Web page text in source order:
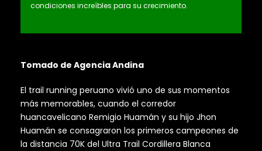
condiciones increíbles para su crecimiento.
Tomado de Agencia Andina
El trail running peruano vivió uno de sus momentos
más memorables, cuando el corredor
huancavelicano Remigio Huamán y su hijo Jhon
Huamán se consagraron los primeros campeones de
la distancia 70K del Ultra Trail Cordillera Blanca